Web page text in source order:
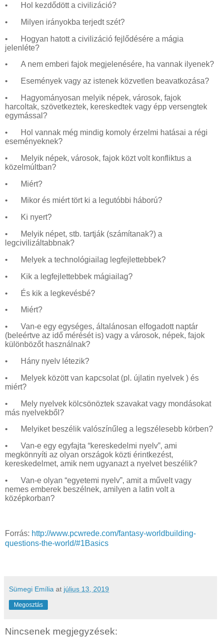
•
Hol kezdődött a civilizáció?
•
Milyen irányokba terjedt szét?
•
Hogyan hatott a civilizáció fejlődésére a mágia
jelenléte?
•
A nem emberi fajok megjelenésére, ha vannak ilyenek?
•
Események vagy az istenek közvetlen beavatkozása?
•
Hagyományosan melyik népek, városok, fajok
harcoltak, szövetkeztek, kereskedtek vagy épp versengtek
egymással?
•
Hol vannak még mindig komoly érzelmi hatásai a régi
eseményeknek?
•
Melyik népek, városok, fajok közt volt konfliktus a
közelmúltban?
•
Miért?
•
Mikor és miért tört ki a legutóbbi háború?
•
Ki nyert?
•
Melyik népet, stb. tartják (számítanak?) a
legcivilizáltabbnak?
•
Melyek a technológiailag legfejlettebbek?
•
Kik a legfejlettebbek mágiailag?
•
És kik a legkevésbé?
•
Miért?
•
Van-e egy egységes, általánosan elfogadott naptár
(beleértve az idő mérését is) vagy a városok, népek, fajok
különbözőt használnak?
•
Hány nyelv létezik?
•
Melyek között van kapcsolat (pl. újlatin nyelvek ) és
miért?
•
Mely nyelvek kölcsönöztek szavakat vagy mondásokat
más nyelvekből?
•
Melyiket beszélik valószínűleg a legszélesebb körben?
•
Van-e egy egyfajta “kereskedelmi nyelv”, ami
megkönnyíti az olyan országok közti érintkezést,
kereskedelmet, amik nem ugyanazt a nyelvet beszélik?
•
Van-e olyan “egyetemi nyelv”, amit a művelt vagy
nemes emberek beszélnek, amilyen a latin volt a
középkorban?
Forrás: http://www.pcwrede.com/fantasy-worldbuilding-
questions-the-world/#1Basics
Sümegi Emília at július 13, 2019
Megosztás
Nincsenek megjegyzések: